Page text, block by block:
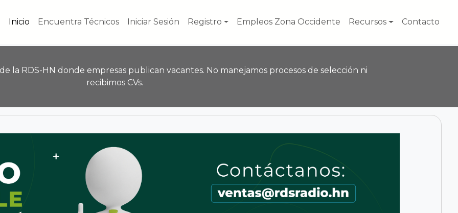
Inicio Encuentra Técnicos Iniciar Sesión Registro Empleos Zona Occidente Recursos Contacto
la RDS-HN donde empresas publican vacantes. No manejamos procesos de selección ni
recibimos CVs.